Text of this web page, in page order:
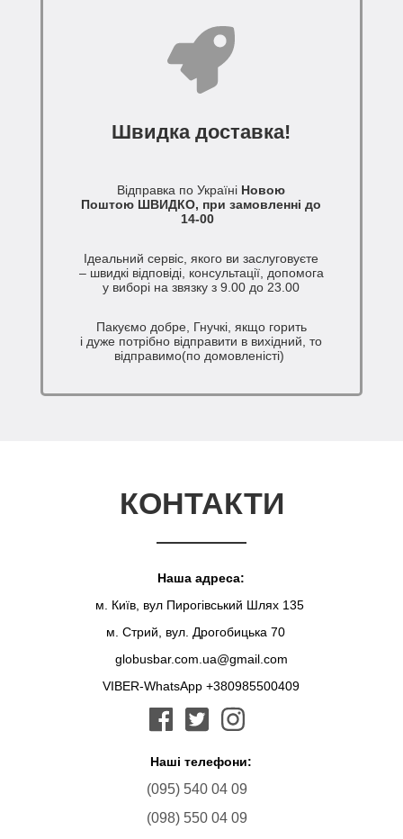
Швидка доставка!
Відправка по Україні Новою
Поштою ШВИДКО, при замовленні до
14-00
Ідеальний сервіс, якого ви заслуговуєте
– швидкі відповіді, консультації, допомога
у виборі на звязку з 9.00 до 23.00
Пакуємо добре, Гнучкі, якщо горить
і дуже потрібно відправити в вихідний, то
відправимо(по домовленісті)
КОНТАКТИ
Наша адреса:
м. Київ, вул Пирогівський Шлях 135
м. Стрий, вул. Дрогобицька 70
globusbar.com.ua@gmail.com
VIBER-WhatsApp +380985500409
Наші телефони:
(095) 540 04 09
(098) 550 04 09